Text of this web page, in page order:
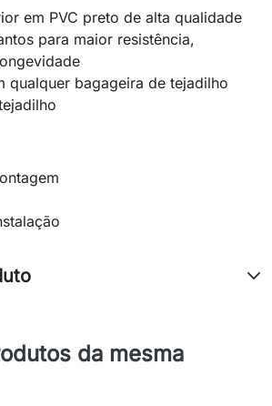
em PVC preto de alta qualidade
para maior resistência,
qualquer bagageira de tejadilho
da mesma